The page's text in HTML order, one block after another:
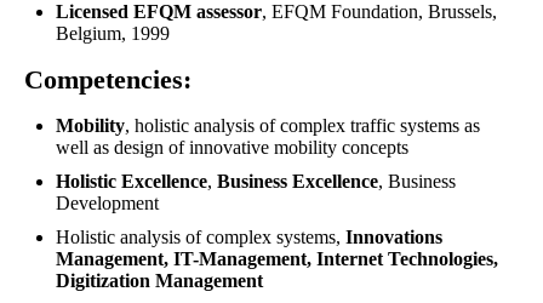
Licensed EFQM assessor, EFQM Foundation, Brussels,
Belgium, 1999
Competencies:
Mobility, holistic analysis of complex traffic systems as
well as design of innovative mobility concepts
Holistic Excellence, Business Excellence, Business
Development
Holistic analysis of complex systems, Innovations
Management, IT-Management, Internet Technologies,
Digitization Management